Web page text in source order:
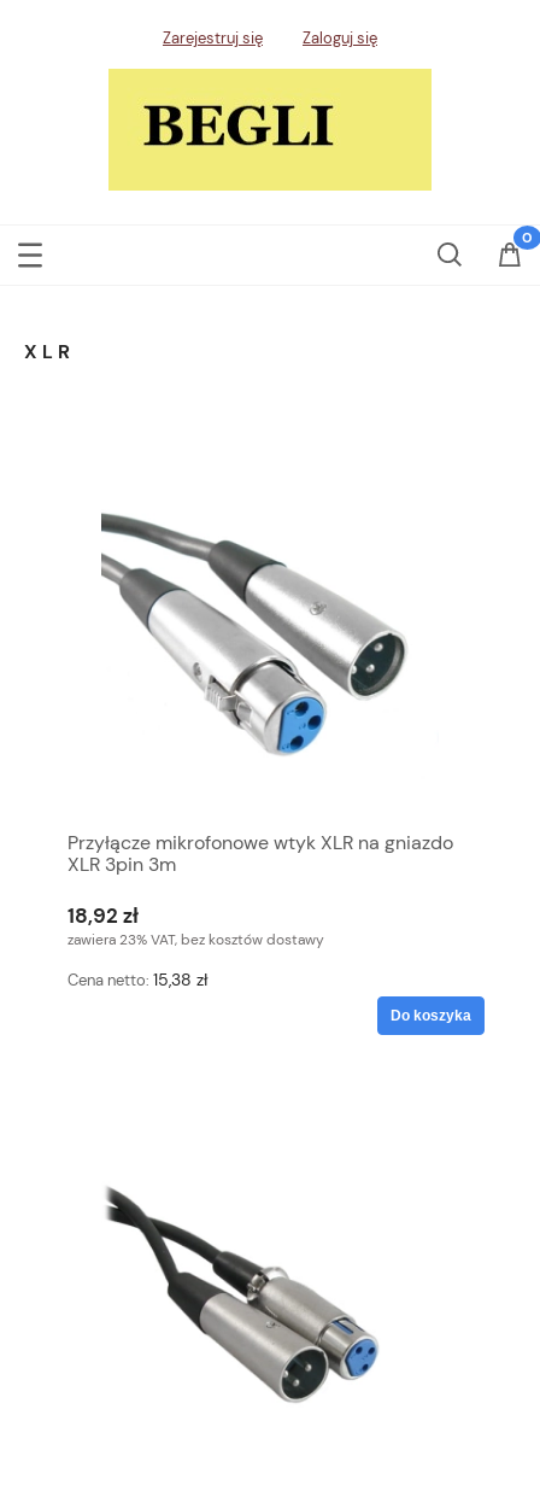
Zarejestruj się Zaloguj się
XLR
Przyłącze mikrofonowe wtyk XLR na gniazdo
XLR 3pin 3m
18,92 zł
zawiera 23% VAT, bez kosztów dostawy
Cena netto: 15,38 zł
Do koszyka